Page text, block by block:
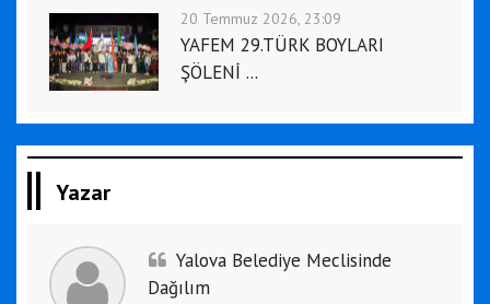
20 Temmuz 2026, 23:09
YAFEM 29.TÜRK BOYLARI
ŞÖLENİ ...
Yazar
Yalova Belediye Meclisinde
Dağılım